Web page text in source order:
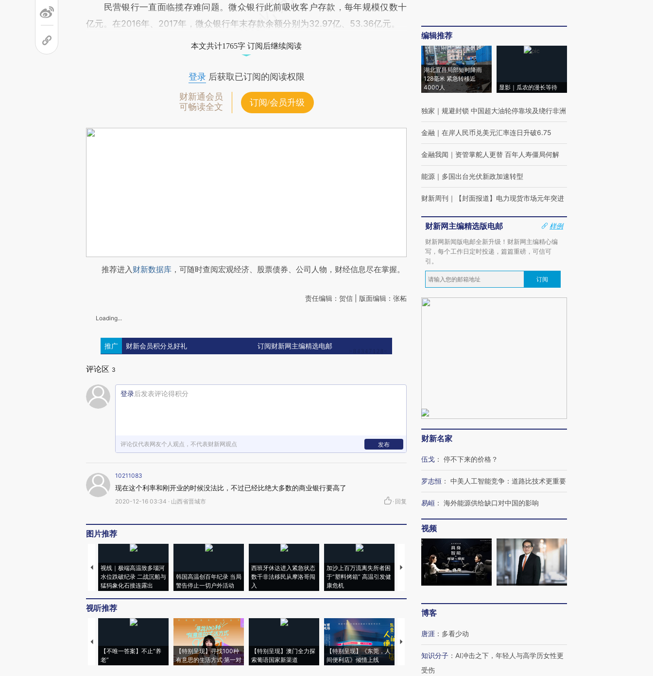
民营银行一直面临揽存难问题。微众银行此前吸收客户存款，每年规模仅数十
亿元。在2016年、2017年，微众银行年末存款余额分别为32.97亿、53.36亿元。
本文共计1765字 订阅后继续阅读
登录后获取已订阅的阅读权限
财新通会员
可畅读全文
订阅/会员升级
推荐进入财新数据库 ，可随时查阅宏观经济、股票债券、公司人物，财经信息尽在掌握。
责任编辑：贺信 | 版面编辑：张柘
Loading...
推广 财新会员积分兑好礼 订阅财新网主编精选电邮
评论区 3
登录后发表评论得积分
评论仅代表网友个人观点，不代表财新网观点 发布
10211083
现在这个利率和刚开业的时候没法比，不过已经比绝大多数的商业银行要高了
2020-12-16 03:34 · 山西省晋城市 · 回复
图片推荐
视线｜极端高温致多瑙河
水位跌破纪录 二战沉船与
猛犸象化石接连露出
韩国高温创百年纪录 当局
警告停止一切户外活动
西班牙休达进入紧急状态
数千非法移民从摩洛哥闯
入
加沙上百万流离失所者困
于“塑料烤箱” 高温引发健
康危机
视线｜HYROX的吸金
术：是什么让中产们甘
心“花钱找虐”？
马航飞行员跨国走私7万
粒摇头丸 尿检体内含3种
毒品
视线｜被称为“蟑螂”的印
度Z世代 用街头抗争将教
育部长拱下台
视听推荐
【不唯一答案】不止“养
老”
【特别呈现】寻找100种
有意思的生活方式·第一对
【特别呈现】澳门全力探
索葡语国家新渠道
【特别呈现】《东莞，人
间便利店》倾情上线
【推广】走进第四届链博
会，让数智科技“链”接产
【特别呈现】寻找100种
有意思的生活方式·第三对
CFO：不靠规模取胜，华
住三大增长引擎是什么？
编辑推荐
湖北宜昌局部短时降雨
128毫米 紧急转移近
4000人
显影｜瓜农的漫长等待
独家 ｜ 规避封锁 中国超大油轮停靠埃及绕行非洲
金融 ｜ 在岸人民币兑美元汇率连日升破6.75
金融我闻 ｜ 资管掌舵人更替 百年人寿僵局何解
能源 ｜ 多国出台光伏新政加速转型
财新周刊 ｜ 【封面报道】电力现货市场元年突进
财新网主编精选版电邮
样例
财新网新闻版电邮全新升级！财新网主编精心编
写，每个工作日定时投递，篇篇重磅，可信可
引。
订阅
财新名家
伍戈 ： 停不下来的价格？
罗志恒 ： 中美人工智能竞争：道路比技术更重要
易峘 ： 海外能源供给缺口对中国的影响
视频
博客
唐涯 ： 多看少动
知识分子 ： AI冲击之下，年轻人与高学历女性更
受伤